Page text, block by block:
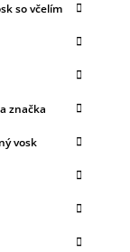
so včelím
značka
vosk